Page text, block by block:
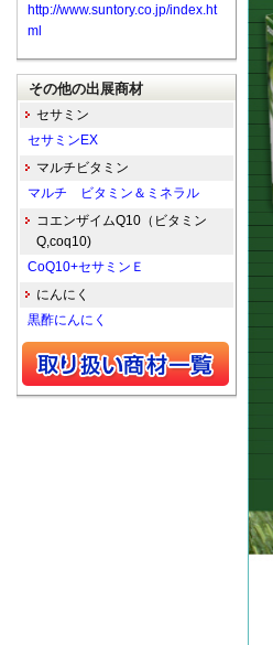
http://www.suntory.co.jp/index.ht
ml
その他の出展商材
セサミン
セサミンEX
マルチビタミン
マルチ ビタミン＆ミネラル
コエンザイムQ10（ビタミン
Q,coq10)
CoQ10+セサミンＥ
にんにく
黒酢にんにく